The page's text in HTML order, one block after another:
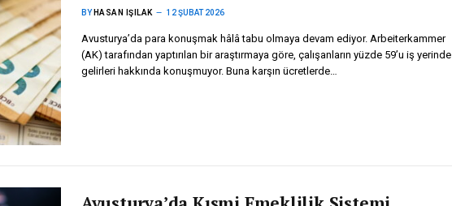
BY HASAN IŞILAK 12 ŞUBAT 2026
Avusturya’da para konuşmak hâlâ tabu olmaya devam ediyor. Arbeiterkammer
(AK) tarafından yaptırılan bir araştırmaya göre, çalışanların yüzde 59’u iş yerinde
gelirleri hakkında konuşmuyor. Buna karşın ücretlerde…